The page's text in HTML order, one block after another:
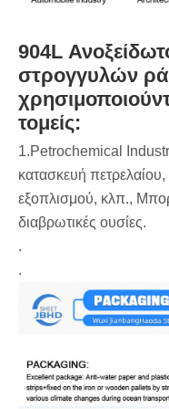
904L
στρογγυλών
τομείς:
‌1.Petrochemical
κατασκευή
εξοπλισμού, κλπ.,
διαβρωτικές ουσίες.
‌. ‌
‌.